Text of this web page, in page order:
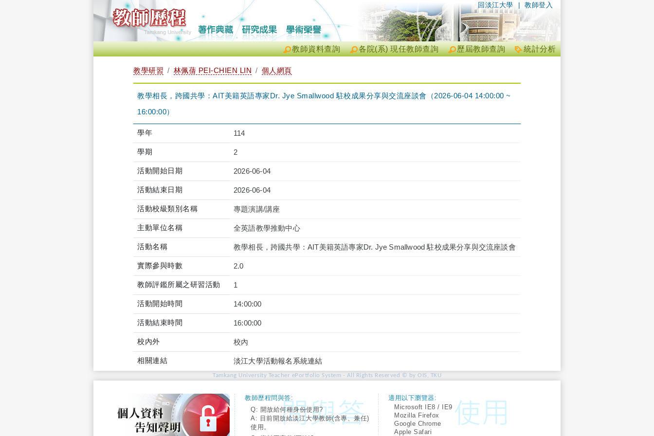
| 教師登入
回淡江大學
統計分析
歷屆教師查詢
各院(系) 現任教師查詢
教師資料查詢
教學研習 林佩蒨 PEI-CHIEN LIN 個人網頁
教學相長，跨國共學：AIT美籍英語專家Dr. Jye Smallwood 駐校成果分享與交流座談會（2026-06-04 14:00:00 ~
16:00:00）
學年 114
學期 2
活動開始日期 2026-06-04
活動結束日期 2026-06-04
活動校級類別名稱 專題演講/講座
主動單位名稱 全英語教學推動中心
活動名稱 教學相長，跨國共學：AIT美籍英語專家Dr. Jye Smallwood 駐校成果分享與交流座談會
實際參與時數 2.0
教師評鑑所屬之研習活動 1
活動開始時間 14:00:00
活動結束時間 16:00:00
校內外 校內
相關連結 淡江大學活動報名系統連結
Tamkang University Teacher ePortfolio System - All Rights Reserved © by OIS, TKU
教師歷程問與答:
Q: 開放給何種身份使用?
A: 目前開放給淡江大學教師(含專、兼任)
使用。
適用以下瀏覽器:
Microsoft IE8 / IE9
Mozilla Firefox
Google Chrome
Apple Safari